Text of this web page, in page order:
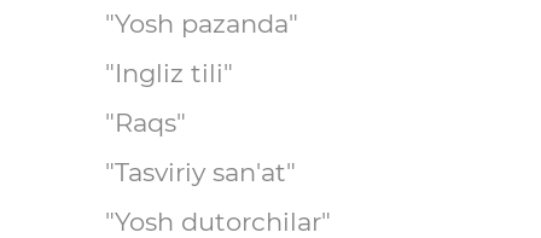
"Yosh pazanda"
"Ingliz tili"
"Raqs"
"Tasviriy san'at"
"Yosh dutorchilar"